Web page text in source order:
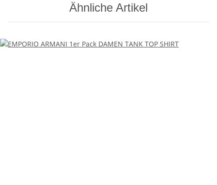
Ähnliche Artikel